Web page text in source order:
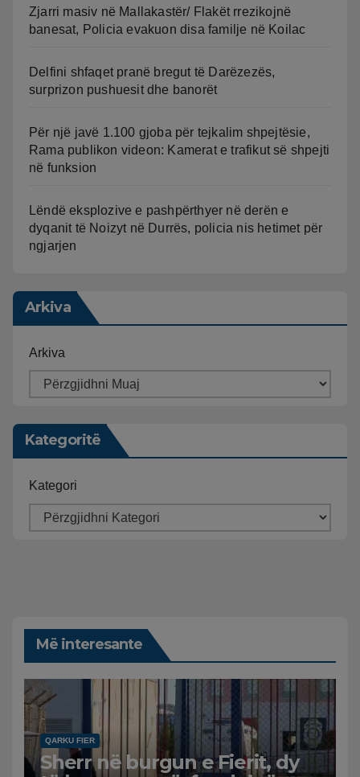
Zjarri masiv në Mallakastër/ Flakët rrezikojnë
banesat, Policia evakuon disa familje në Koilac
Delfini shfaqet pranë bregut të Darëzezës,
surprizon pushuesit dhe banorët
Për një javë 1.100 gjoba për tejkalim shpejtësie,
Rama publikon videon: Kamerat e trafikut së shpejti
në funksion
Lëndë eksplozive e pashpërthyer në derën e
dyqanit të Noizyt në Durrës, policia nis hetimet për
ngjarjen
Arkiva
Arkiva
Kategoritë
Kategori
Më interesante
QARKU FIER
Sherr në burgun e Fierit, dy